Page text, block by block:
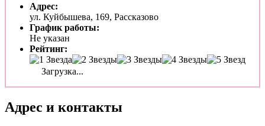
Адрес:
ул. Куйбышева, 169, Рассказово
График работы:
Не указан
Рейтинг:
Загрузка...
Адрес и контакты